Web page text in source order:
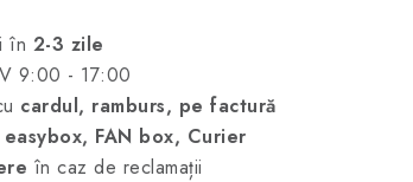
în 2-3 zile
9:00 - 17:00
cardul, ramburs, pe factură
easybox, FAN box, Curier
în caz de reclamații